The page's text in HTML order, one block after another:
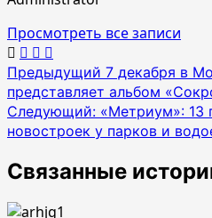
Просмотреть все записи
Навигация
по
записям
Предыдущий 7 декабря в
представляет альбом
Следующий: «Метриум»: 13
новостроек у парков и
Связанные